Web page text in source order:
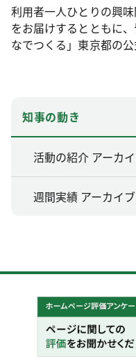
利用者一人ひとりの興
をお届けするとともに
なでつくる」東京都の公
知事の動き
活動の紹介 アーカ
週間実績 アーカイブ